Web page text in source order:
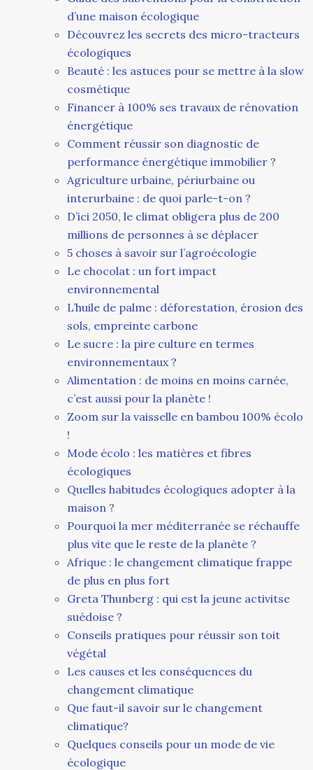
d’une maison écologique
Découvrez les secrets des micro-tracteurs
écologiques
Beauté : les astuces pour se mettre à la slow
cosmétique
Financer à 100% ses travaux de rénovation
énergétique
Comment réussir son diagnostic de
performance énergétique immobilier ?
Agriculture urbaine, périurbaine ou
interurbaine : de quoi parle-t-on ?
D’ici 2050, le climat obligera plus de 200
millions de personnes à se déplacer
5 choses à savoir sur l’agroécologie
Le chocolat : un fort impact
environnemental
L’huile de palme : déforestation, érosion des
sols, empreinte carbone
Le sucre : la pire culture en termes
environnementaux ?
Alimentation : de moins en moins carnée,
c’est aussi pour la planète !
Zoom sur la vaisselle en bambou 100% écolo
!
Mode écolo : les matières et fibres
écologiques
Quelles habitudes écologiques adopter à la
maison ?
Pourquoi la mer méditerranée se réchauffe
plus vite que le reste de la planète ?
Afrique : le changement climatique frappe
de plus en plus fort
Greta Thunberg : qui est la jeune activitse
suédoise ?
Conseils pratiques pour réussir son toit
végétal
Les causes et les conséquences du
changement climatique
Que faut-il savoir sur le changement
climatique?
Quelques conseils pour un mode de vie
écologique